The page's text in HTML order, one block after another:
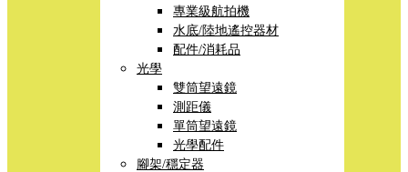
專業級航拍機
水底/陸地遙控器材
配件/消耗品
光學
雙筒望遠鏡
測距儀
單筒望遠鏡
光學配件
腳架/穩定器